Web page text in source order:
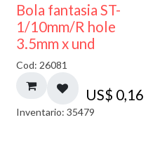
Bola fantasia ST-
1/10mm/R hole
3.5mm x und
Cod: 26081
US$ 0,16
Inventario: 35479